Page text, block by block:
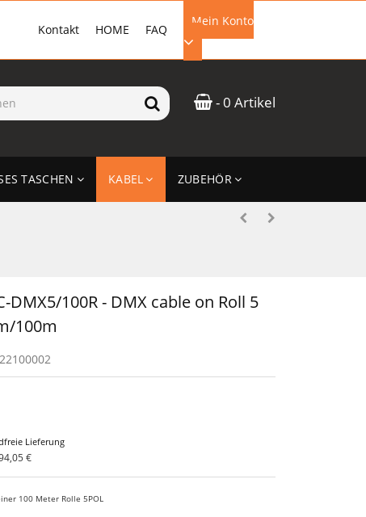
Mein Konto
EMAIL-ADRESSE
ANMELDEN
FAQ
HOME
Kontakt
- 0 Artikel
TASCHEN KABEL ZUBEHÖR
DMX5/100R - DMX cable on Roll 5
100m
Lieferung
€
100 Meter Rolle 5POL